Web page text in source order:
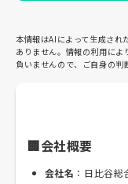
本情報はAIによって生成され
ありません。情報の利用によ
負いませんので、ご自身の判
🏢会社概要
会社名 ：日比谷